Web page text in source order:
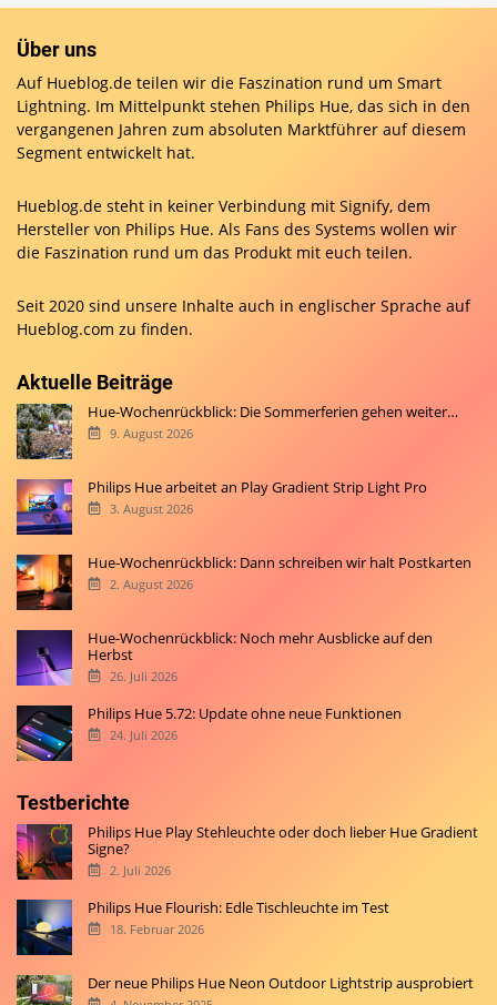
Über uns
Auf Hueblog.de teilen wir die Faszination rund um Smart
Lightning. Im Mittelpunkt stehen Philips Hue, das sich in den
vergangenen Jahren zum absoluten Marktführer auf diesem
Segment entwickelt hat.
Hueblog.de steht in keiner Verbindung mit Signify, dem
Hersteller von Philips Hue. Als Fans des Systems wollen wir
die Faszination rund um das Produkt mit euch teilen.
Seit 2020 sind unsere Inhalte auch in englischer Sprache auf
Hueblog.com zu finden.
Aktuelle Beiträge
Hue-Wochenrückblick: Die Sommerferien gehen weiter…
9. August 2026
Philips Hue arbeitet an Play Gradient Strip Light Pro
3. August 2026
Hue-Wochenrückblick: Dann schreiben wir halt Postkarten
2. August 2026
Hue-Wochenrückblick: Noch mehr Ausblicke auf den
Herbst
26. Juli 2026
Philips Hue 5.72: Update ohne neue Funktionen
24. Juli 2026
Testberichte
Philips Hue Play Stehleuchte oder doch lieber Hue Gradient
Signe?
2. Juli 2026
Philips Hue Flourish: Edle Tischleuchte im Test
18. Februar 2026
Der neue Philips Hue Neon Outdoor Lightstrip ausprobiert